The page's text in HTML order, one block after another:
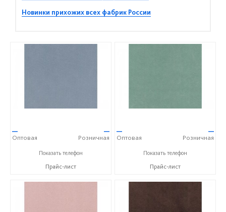
Новинки прихожих всех фабрик России
—
Оптовая
—
Розничная
+7(343)256-82-55
Показать телефон
Прайс-лист
—
Оптовая
—
Розничная
+7(343)256-82-55
Показать телефон
Прайс-лист